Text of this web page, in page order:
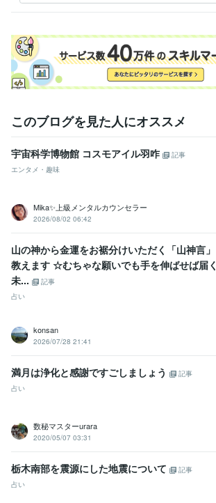
占い ☯易経を用いた易占い☯
☯
このブログを見た人にオススメ
宇宙科学博物館 コスモアイル羽咋
記事
エンタメ・趣味
Mika✨上級メンタルカウンセラー
2026/08/02 06:42
山の神から金運をお裾分けいただく「山神言」
教えます ☆むちゃな願いでも手を伸ばせば届く
未...
記事
占い
konsan
2026/07/28 21:41
満月は浄化と感謝ですごしましょう
記事
占い
数秘マスターurara
2020/05/07 03:31
栃木南部を震源にした地震について
記事
占い